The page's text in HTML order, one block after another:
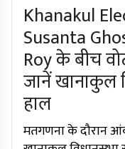
Khanakul
Susanta
Roy के बीच
जानें खानाकुल
हाल
मतगणना के दौरान